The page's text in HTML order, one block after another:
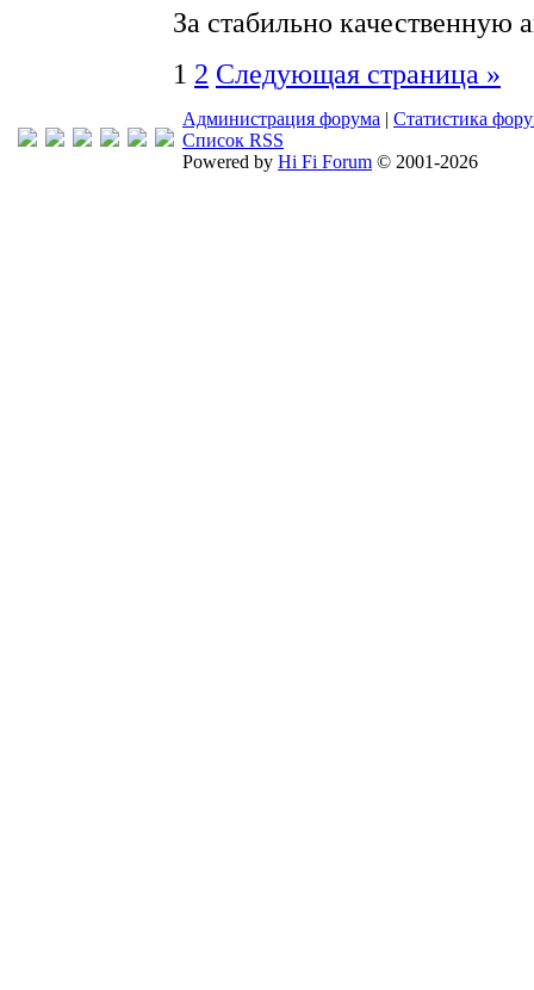
За стабильно качественную
1 2 Следующая страница »
Администрация форума | Статистика
Список RSS
Powered by Hi Fi Forum © 2001-2026